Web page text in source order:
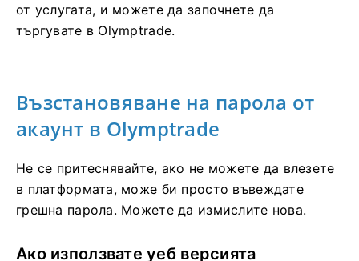
от услугата, и можете да започнете да
търгувате в Olymptrade.
Възстановяване на парола от
акаунт в Olymptrade
Не се притеснявайте, ако не можете да влезете
в платформата, може би просто въвеждате
грешна парола. Можете да измислите нова.
Ако използвате уеб версията